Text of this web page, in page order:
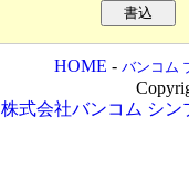
HOME - バンコム
株式会社バンコム シン